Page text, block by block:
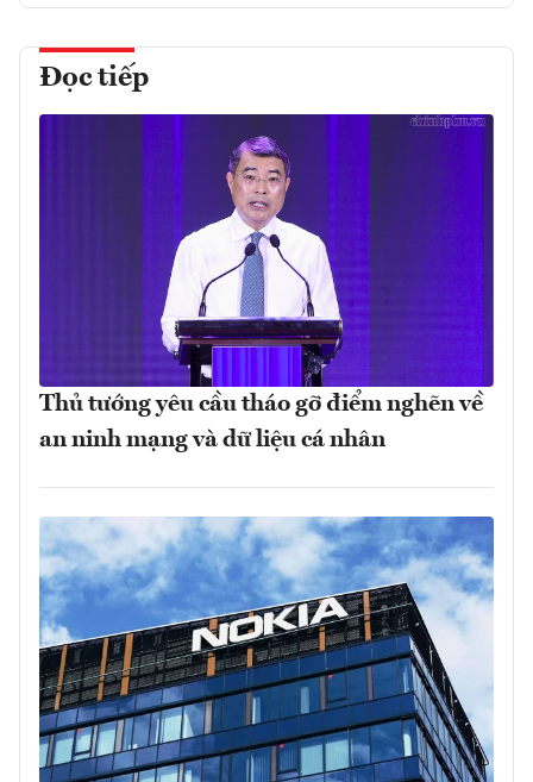
Đọc tiếp
Thủ tướng yêu cầu tháo gỡ điểm nghẽn về
an ninh mạng và dữ liệu cá nhân